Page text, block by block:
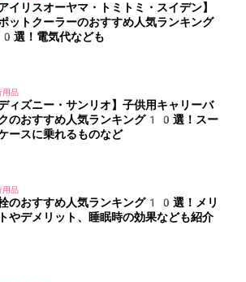
アイリスオーヤマ・トミトミ・スイデン】
ットクーラーのおすすめ人気ランキング
選！電気代なども
用品
ディズニー・サンリオ】子供用キャリーバ
のおすすめ人気ランキング10選！スー
ースに乗れるものなど
用品
のおすすめ人気ランキング10選！メリ
やデメリット、睡眠時の効果なども紹介